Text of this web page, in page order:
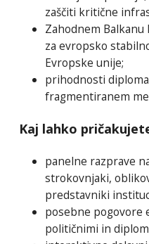
zaščiti kritične
Zahodnem
za evropsko
Evropske unije;
prihodnosti
fragmentiranem
Kaj lahko
panelne razprave
strokovnjaki,
predstavniki
posebne pogovore
političnimi in